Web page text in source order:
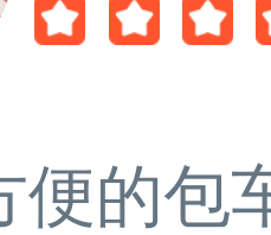
便的包